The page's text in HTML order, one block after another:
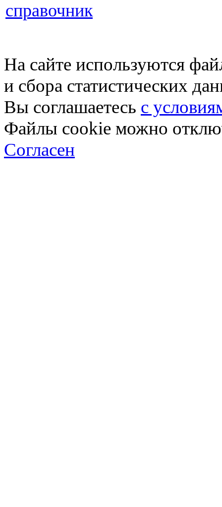
справочник
На сайте используются
и сбора статистических
Вы соглашаетесь с
Файлы cookie можно
Согласен